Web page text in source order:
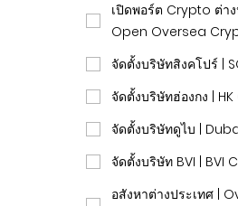
เปิดพอร์ต Crypto ต่าง
Open Oversea
จัดตั้งบริษัทสิงคโปร์ |
จัดตั้งบริษัทฮ่องกง |
จัดตั้งบริษัทดูไบ |
จัดตั้งบริษัท BVI | BVI
อสังหาต่างประเทศ |